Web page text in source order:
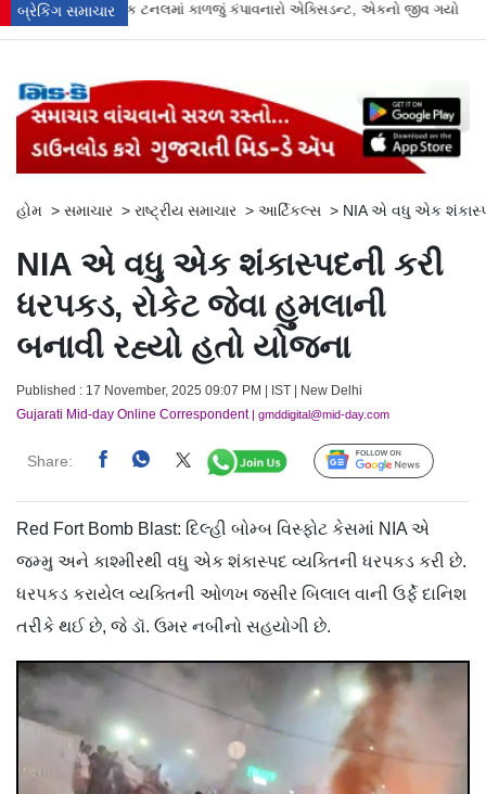
બ્રેકિંગ સમાચારએકનો જીવ ગયો Gujarat News: મોરબીમાં મેજિક! કૂવાનું પાણી
હોમ > સમાચાર > રાષ્ટ્રીય સમાચાર > આર્ટિકલ્સ > NIA એ વધુ એક
NIA એ વધુ એક શંકાસ્પદની કરી
ધરપકડ, રોકેટ જેવા હુમલાની
બનાવી રહ્યો હતો યોજના
Published : 17 November, 2025 09:07 PM | IST | New Delhi
Gujarati Mid-day Online Correspondent| gmddigital@mid-day.com
Share: Follow Us
Red Fort Bomb Blast: દિલ્હી બોમ્બ વિસ્ફોટ કેસમાં NIA એ
જમ્મુ અને કાશ્મીરથી વધુ એક શંકાસ્પદ વ્યક્તિની ધરપકડ કરી છે.
ધરપકડ કરાયેલ વ્યક્તિની ઓળખ જસીર બિલાલ વાની ઉર્ફે દાનિશ
તરીકે થઈ છે, જે ડૉ. ઉમર નબીનો સહયોગી છે.